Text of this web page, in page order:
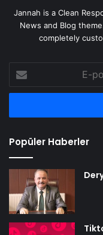
Jannah is a Clean
News and Blog
completely
posta
adresinizi
Popüler Haberler